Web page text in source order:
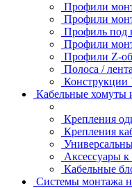
Профили
Профили
Профиль под
Профили
Профили Z-
Полоса /
Кабельные хомуты
Крепления
Крепления
Аксессуары
Кабельные
Системы монтажа